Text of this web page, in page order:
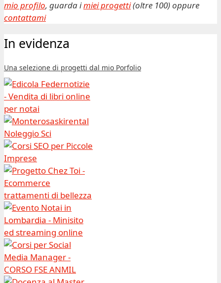
mio profilo, guarda imiei progetti(oltre 100) oppure
contattami
In evidenza
Una selezione di progetti dal mio Porfolio